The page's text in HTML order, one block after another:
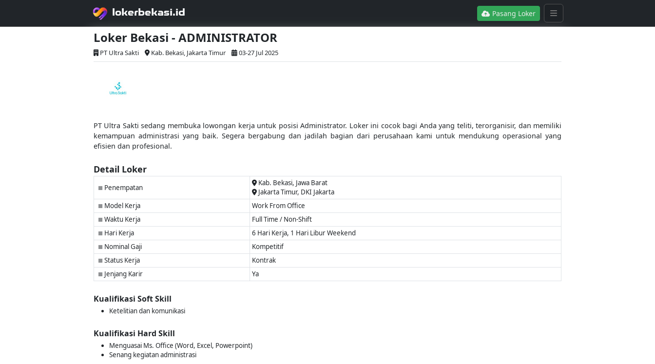
lokerbekasi.id Pasang Loker
Loker Bekasi - ADMINISTRATOR
PT Ultra Sakti Kab. Bekasi, Jakarta Timur 03-27 Jul 2025
PT Ultra Sakti sedang membuka lowongan kerja untuk posisi Administrator. Loker ini cocok bagi Anda yang teliti, terorganisir, dan memiliki
kemampuan administrasi yang baik. Segera bergabung dan jadilah bagian dari perusahaan kami untuk mendukung operasional yang
efisien dan profesional.
Detail Loker
■ Penempatan
Kab. Bekasi, Jawa Barat
Jakarta Timur, DKI Jakarta
■ Model Kerja Work From Office
■ Waktu Kerja Full Time / Non-Shift
■ Hari Kerja 6 Hari Kerja, 1 Hari Libur Weekend
■ Nominal Gaji Kompetitif
■ Status Kerja Kontrak
■ Jenjang Karir Ya
Kualifikasi Soft Skill
Ketelitian dan komunikasi
Kualifikasi Hard Skill
Menguasai Ms. Office (Word, Excel, Powerpoint)
Senang kegiatan administrasi